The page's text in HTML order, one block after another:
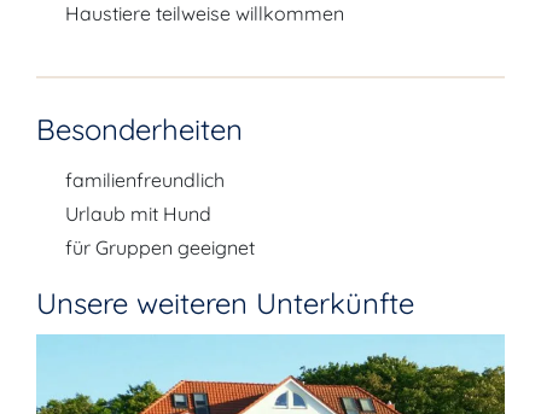
Haustiere teilweise willkommen
Besonderheiten
familienfreundlich
Urlaub mit Hund
für Gruppen geeignet
Unsere weiteren Unterkünfte